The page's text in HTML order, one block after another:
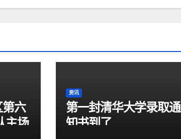
六
主场
资讯
第一封清华大学录取通
知书到了